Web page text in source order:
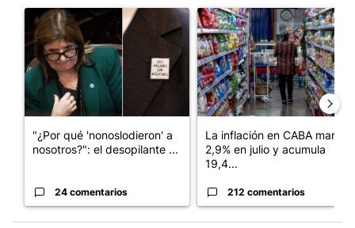
Un artículo de tendencia con el título ""¿Por qué
"¿Por qué 'nonoslodieron' a
nosotros?": el desopilante ...
24 comentarios
Un artículo de tendencia con
La inflación en CABA marcó
2,9% en julio y acumula
19,4...
212 comentarios